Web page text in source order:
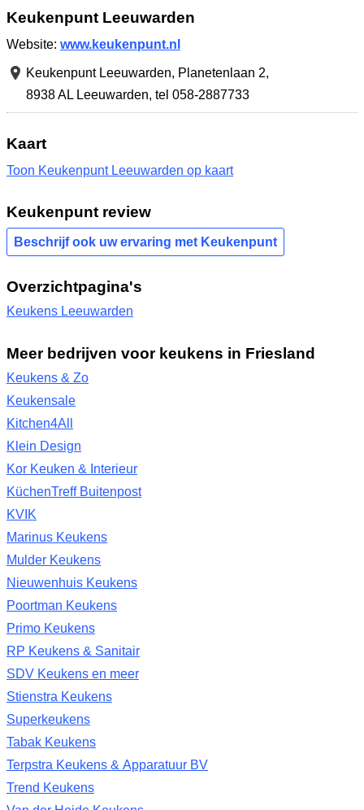
Keukenpunt Leeuwarden
Website: www.keukenpunt.nl
Keukenpunt Leeuwarden, Planetenlaan 2,
8938 AL Leeuwarden, tel 058-2887733
Kaart
Toon Keukenpunt Leeuwarden op kaart
Keukenpunt review
Beschrijf ook uw ervaring met Keukenpunt
Overzichtpagina's
Keukens Leeuwarden
Meer bedrijven voor keukens in Friesland
Keukens & Zo
Keukensale
Kitchen4All
Klein Design
Kor Keuken & Interieur
KüchenTreff Buitenpost
KVIK
Marinus Keukens
Mulder Keukens
Nieuwenhuis Keukens
Poortman Keukens
Primo Keukens
RP Keukens & Sanitair
SDV Keukens en meer
Stienstra Keukens
Superkeukens
Tabak Keukens
Terpstra Keukens & Apparatuur BV
Trend Keukens